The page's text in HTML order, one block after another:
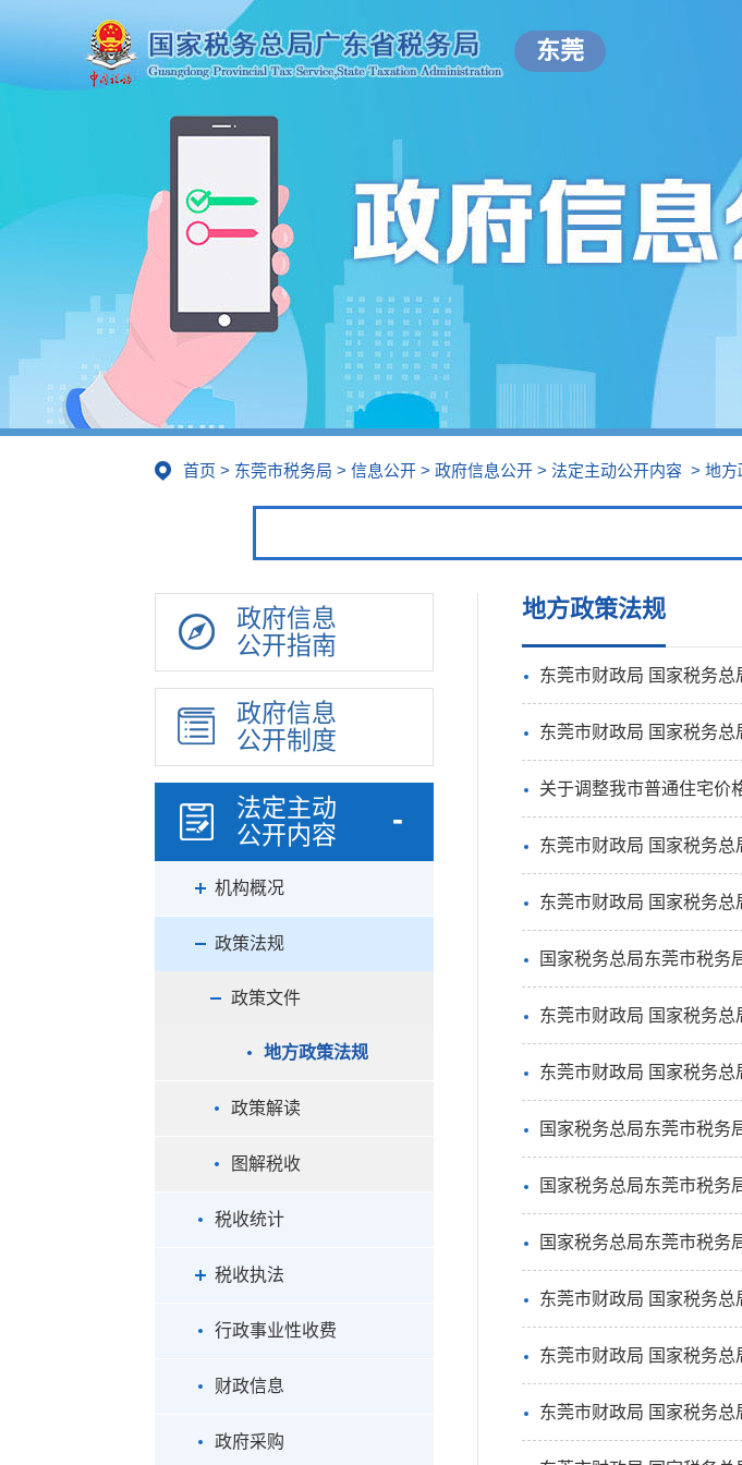
东莞
首页 > 东莞市税务局 > 信息公开 > 政府信息公开 > 法定主动公开内容 > 地方
政府信息
公开指南
政府信息
公开制度
法定主动
公开内容
机构概况
政策法规
政策文件
地方政策法规
政策解读
图解税收
税收统计
税收执法
行政事业性收费
财政信息
政府采购
地方政策法规
东莞市财政局 国家税务总局东莞
东莞市财政局 国家税务总局东莞
关于调整我市普通住宅价
东莞市财政局 国家税务总
东莞市财政局 国家税务总
国家税务总局东莞市税务
东莞市财政局 国家税务总
东莞市财政局 国家税务总
国家税务总局东莞市税务
国家税务总局东莞市税务
国家税务总局东莞市税务局
东莞市财政局 国家税务总局东莞市税务局 东莞
东莞市财政局 国家税务总局东莞
东莞市财政局 国家税务总局东莞